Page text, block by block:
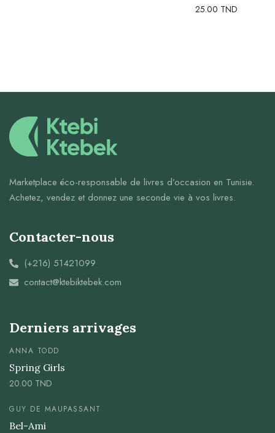
25.00 TND
Marketplace éco-responsable de livres d’occasion en Tunisie.
Achetez, vendez et donnez une seconde vie à vos livres.
Contacter-nous
(+216) 51421099
contact@ktebiktebek.com
Derniers arrivages
ANNA TODD
Spring Girls
20.00 TND
GUY DE MAUPASSANT
Bel-Ami